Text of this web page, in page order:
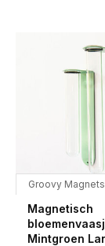
Groovy Magnets
Magnetisch
Mintgroen